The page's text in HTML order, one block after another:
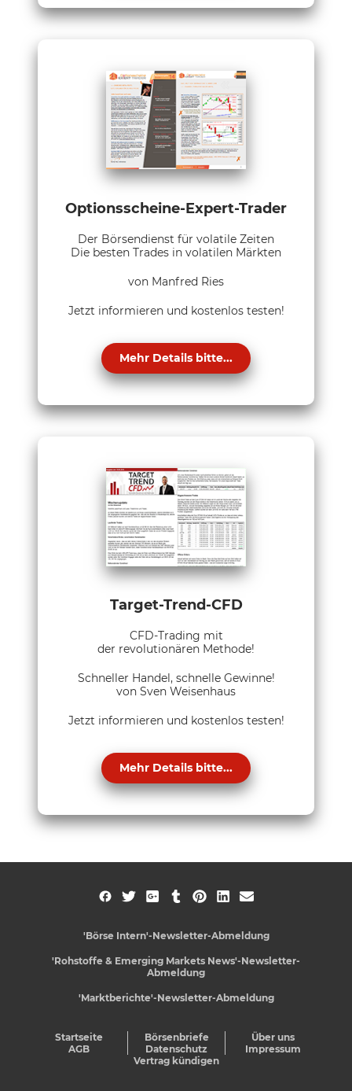
Optionsscheine-Expert-Trader
Der Börsendienst für volatile Zeiten
Die besten Trades in volatilen Märkten
von Manfred Ries
Jetzt informieren und kostenlos testen!
Mehr Details bitte...
Target-Trend-CFD
CFD-Trading mit
der revolutionären Methode!
Schneller Handel, schnelle Gewinne!
von Sven Weisenhaus
Jetzt informieren und kostenlos testen!
Mehr Details bitte...
'Börse Intern'-Newsletter-Abmeldung
'Rohstoffe & Emerging Markets News'-Newsletter-
Abmeldung
'Marktberichte'-Newsletter-Abmeldung
Startseite Börsenbriefe
Über uns
AGB
Datenschutz
Impressum
Vertrag kündigen